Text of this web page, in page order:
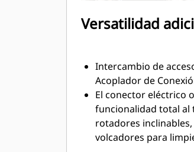
reparación.
Versatilidad
Intercambio de
Acoplador de
El conector eléctrico
funcionalidad total al
rotadores
volcadores para